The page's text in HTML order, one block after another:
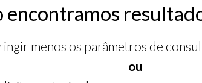
encontramos
menos os parâmetros de
ou